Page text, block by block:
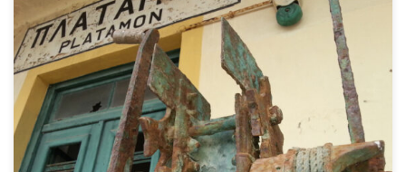
Διάβασα αυτή την τραγική είδηση του πνιγμού ενός πατέρα, ο οποίος στην
προσπάθειά του να σώσει […]